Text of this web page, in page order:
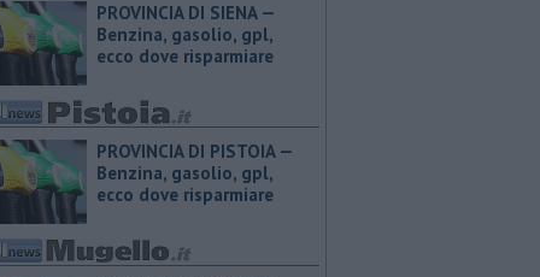
PROVINCIA DI SIENA — ​
Benzina, gasolio, gpl,
ecco dove risparmiare
PROVINCIA DI PISTOIA — ​
Benzina, gasolio, gpl,
ecco dove risparmiare